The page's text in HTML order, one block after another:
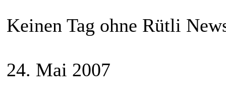
Keinen Tag ohne Rütli
24. Mai 2007